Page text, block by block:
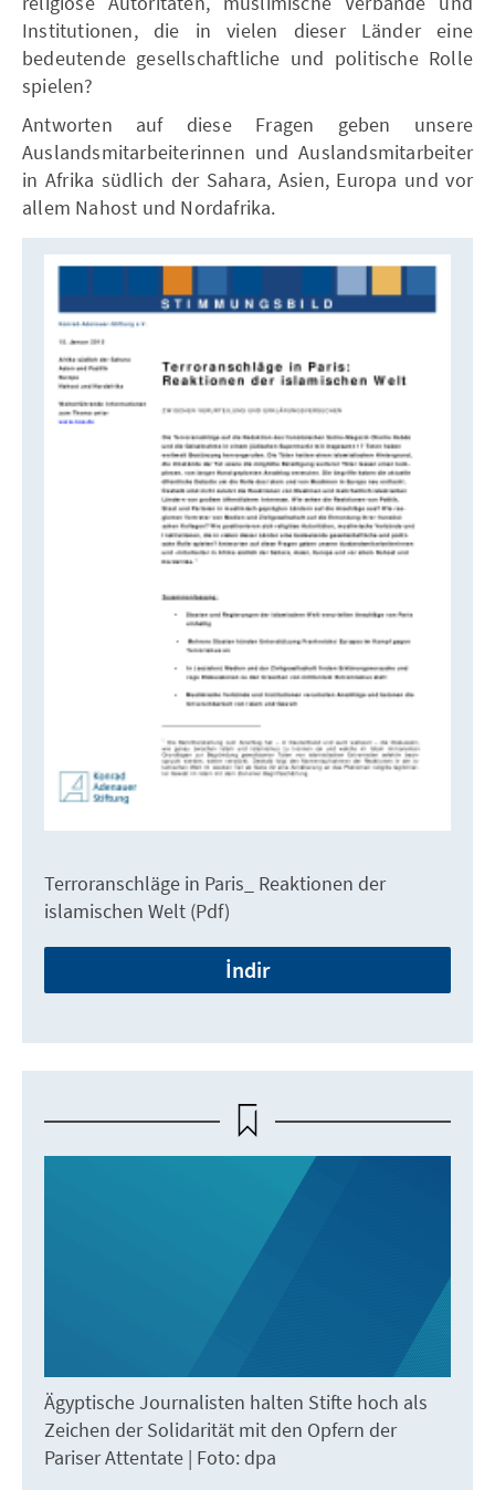
Institutionen, die in vielen dieser Länder eine
bedeutende gesellschaftliche und politische Rolle
spielen?
Antworten auf diese Fragen geben unsere
Auslandsmitarbeiterinnen und Auslandsmitarbeiter
in Afrika südlich der Sahara, Asien, Europa und vor
allem Nahost und Nordafrika.
Terroranschläge in Paris_ Reaktionen der
islamischen Welt (Pdf)
İndir
Ägyptische Journalisten halten Stifte hoch als
Zeichen der Solidarität mit den Opfern der
Pariser Attentate | Foto: dpa